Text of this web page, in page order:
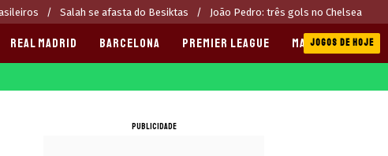
Salah se afasta do Besiktas João Pedro: três gols no Chelsea
REAL MADRID BARCELONA PREMIER LEAGUE MANCHESTER CITY
JOGOS DE HOJE
PUBLICIDADE